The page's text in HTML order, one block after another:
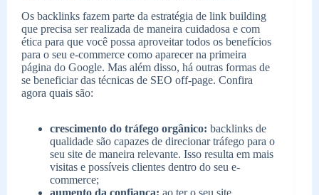
Os backlinks fazem parte da estratégia de link building
que precisa ser realizada de maneira cuidadosa e com
ética para que você possa aproveitar todos os benefícios
para o seu e-commerce como aparecer na primeira
página do Google. Mas além disso, há outras formas de
se beneficiar das técnicas de SEO off-page. Confira
agora quais são:
crescimento do tráfego orgânico: backlinks de
qualidade são capazes de direcionar tráfego para o
seu site de maneira relevante. Isso resulta em mais
visitas e possíveis clientes dentro do seu e-
commerce;